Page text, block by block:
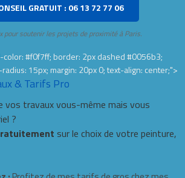
GRATUIT : 06 13 72 77 06
pour soutenir les projets de proximité à Paris.
#f0f7ff; border: 2px dashed #0056b3;
15px; margin: 20px 0; text-align: center;">
& Tarifs Pro
vos travaux vous-même mais vous
?
sur le choix de votre peinture,